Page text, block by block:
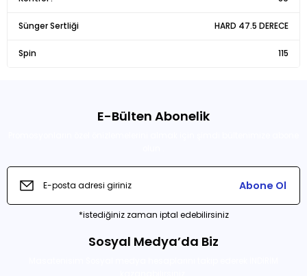
Ürün bilgilerinde hatalar bulunuyor.
Ürün fiyatı diğer sitelerden daha pahalı.
Sünger Sertliği HARD 47.5 DERECE
Spin 115
E-Bülten Abonelik
Abone Ol
*istediğiniz zaman iptal edebilirsiniz
Sosyal Medya’da Biz